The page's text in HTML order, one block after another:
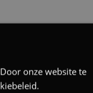
onze website te